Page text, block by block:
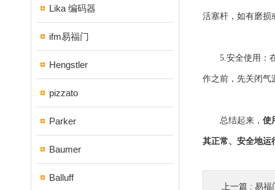
Lika 编码器
ifm易福门
Hengstler
pizzato
Parker
Baumer
Balluff
活塞杆，如有磨损
5.安全使用：在
作之前，先关闭气
总结起来， 使
其正常、安全地运
上一篇 : 易福